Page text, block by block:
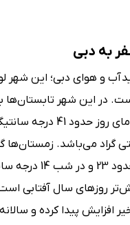
به دبی
آب و هوای دبی؛ این
در این شهر
مرطوب و متوسط دمای روز
سانتی گراد می‌باشد.
متوسط دمای روز حدود
روزهای سال آفتابی